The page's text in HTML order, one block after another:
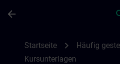
arrow_back
Startseite chevron_right Häufig
Kursunterlagen